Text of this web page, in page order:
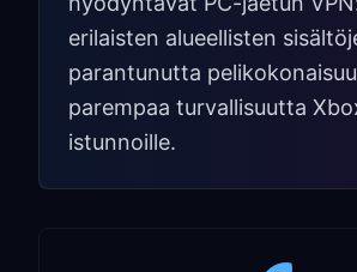
erilaisten alueellisten
parantunutta
parempaa turvallisuutta
istunnoille.